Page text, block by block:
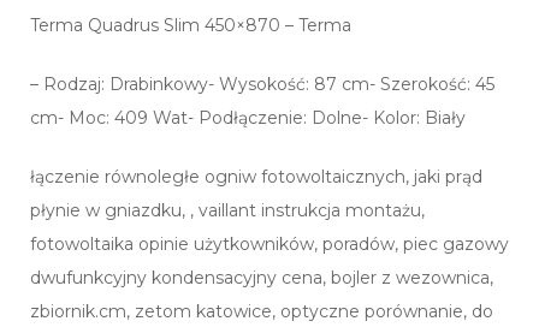
Terma Quadrus Slim 450×870 – Terma
– Rodzaj: Drabinkowy- Wysokość: 87 cm- Szerokość: 45
cm- Moc: 409 Wat- Podłączenie: Dolne- Kolor: Biały
łączenie równoległe ogniw fotowoltaicznych, jaki prąd
płynie w gniazdku, , vaillant instrukcja montażu,
fotowoltaika opinie użytkowników, poradów, piec gazowy
dwufunkcyjny kondensacyjny cena, bojler z wezownica,
zbiornik.cm, zetom katowice, optyczne porównanie, do